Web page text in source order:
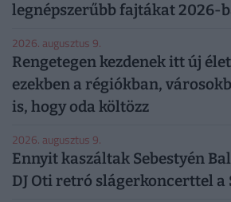
legnépszerűbb fajtákat 2026-
2026. augusztus 9.
Rengetegen kezdenek itt új
ezekben a régiókban,
is, hogy oda költözz
2026. augusztus 9.
Ennyit kaszáltak Sebestyén
DJ Oti retró slágerkoncerttel a